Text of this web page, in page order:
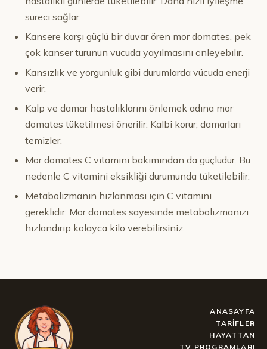
süreci sağlar.
Kansere karşı güçlü bir duvar ören mor domates, pek
çok kanser türünün vücuda yayılmasını önleyebilir.
Kansızlık ve yorgunluk gibi durumlarda vücuda enerji
verir.
Kalp ve damar hastalıklarını önlemek adına mor
domates tüketilmesi önerilir. Kalbi korur, damarları
temizler.
Mor domates C vitamini bakımından da güçlüdür. Bu
nedenle C vitamini eksikliği durumunda tüketilebilir.
Metabolizmanın hızlanması için C vitamini
gereklidir. Mor domates sayesinde metabolizmanızı
hızlandırıp kolayca kilo verebilirsiniz.
ANASAYFA
TARIFLER
HAYATTAN
TV PROGRAMLARI